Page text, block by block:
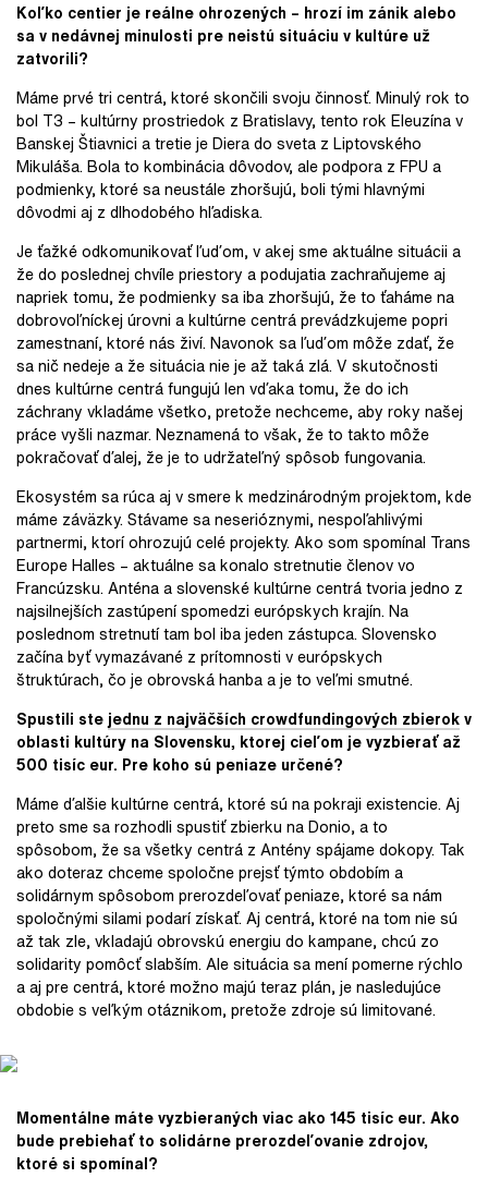
Koľko centier je reálne ohrozených – hrozí im zánik alebo
sa v nedávnej minulosti pre neistú situáciu v kultúre už
zatvorili?
Máme prvé tri centrá, ktoré skončili svoju činnosť. Minulý rok to
bol T3 – kultúrny prostriedok z Bratislavy, tento rok Eleuzína v
Banskej Štiavnici a tretie je Diera do sveta z Liptovského
Mikuláša. Bola to kombinácia dôvodov, ale podpora z FPU a
podmienky, ktoré sa neustále zhoršujú, boli tými hlavnými
dôvodmi aj z dlhodobého hľadiska.
Je ťažké odkomunikovať ľuďom, v akej sme aktuálne situácii a
že do poslednej chvíle priestory a podujatia zachraňujeme aj
napriek tomu, že podmienky sa iba zhoršujú, že to ťaháme na
dobrovoľníckej úrovni a kultúrne centrá prevádzkujeme popri
zamestnaní, ktoré nás živí. Navonok sa ľuďom môže zdať, že
sa nič nedeje a že situácia nie je až taká zlá. V skutočnosti
dnes kultúrne centrá fungujú len vďaka tomu, že do ich
záchrany vkladáme všetko, pretože nechceme, aby roky našej
práce vyšli nazmar. Neznamená to však, že to takto môže
pokračovať ďalej, že je to udržateľný spôsob fungovania.
Ekosystém sa rúca aj v smere k medzinárodným projektom, kde
máme záväzky. Stávame sa neserióznymi, nespoľahlivými
partnermi, ktorí ohrozujú celé projekty. Ako som spomínal Trans
Europe Halles – aktuálne sa konalo stretnutie členov vo
Francúzsku. Anténa a slovenské kultúrne centrá tvoria jedno z
najsilnejších zastúpení spomedzi európskych krajín. Na
poslednom stretnutí tam bol iba jeden zástupca. Slovensko
začína byť vymazávané z prítomnosti v európskych
štruktúrach, čo je obrovská hanba a je to veľmi smutné.
Spustili ste jednu z najväčších crowdfundingových zbierokv
oblasti kultúry na Slovensku, ktorej cieľom je vyzbierať až
500 tisíc eur. Pre koho sú peniaze určené?
Máme ďalšie kultúrne centrá, ktoré sú na pokraji existencie. Aj
preto sme sa rozhodli spustiť zbierku na Donio, a to
spôsobom, že sa všetky centrá z Antény spájame dokopy. Tak
ako doteraz chceme spoločne prejsť týmto obdobím a
solidárnym spôsobom prerozdeľovať peniaze, ktoré sa nám
spoločnými silami podarí získať. Aj centrá, ktoré na tom nie sú
až tak zle, vkladajú obrovskú energiu do kampane, chcú zo
solidarity pomôcť slabším. Ale situácia sa mení pomerne rýchlo
a aj pre centrá, ktoré možno majú teraz plán, je nasledujúce
obdobie s veľkým otáznikom, pretože zdroje sú limitované.
Momentálne máte vyzbieraných viac ako 145 tisíc eur. Ako
bude prebiehať to solidárne prerozdeľovanie zdrojov,
ktoré si spomínal?